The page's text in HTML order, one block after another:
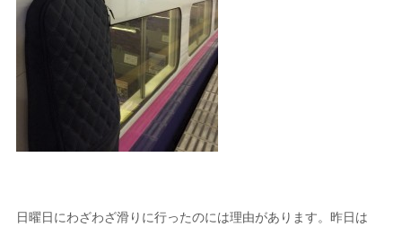
日曜日にわざわざ滑りに行ったのには理由があります。昨日は